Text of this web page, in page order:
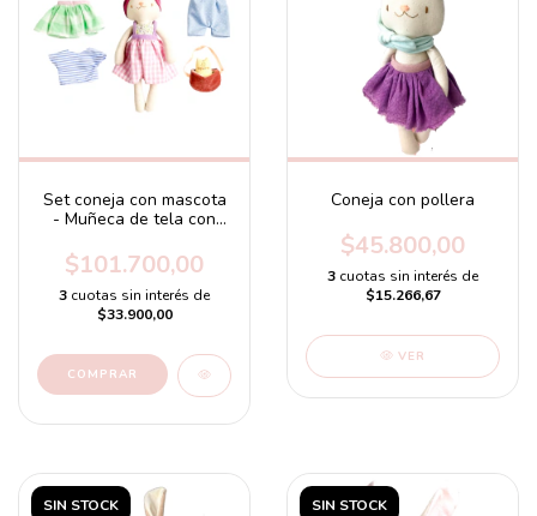
Set coneja con mascota
- Muñeca de tela con
intercambiables
$101.700,00
3 cuotas sin interés de
$33.900,00
Coneja con pollera
$45.800,00
3 cuotas sin interés de
$15.266,67
VER
SIN STOCK SIN STOCK